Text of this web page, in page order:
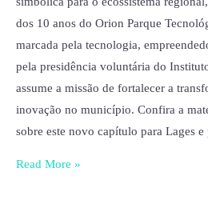
dos 10 anos do Orion Parque
marcada pela tecnologia,
pela presidência voluntária do
assume a missão de fortalecer a
inovação no município. Confira a
sobre este novo capítulo para Lages e
de
Lages
Read More »